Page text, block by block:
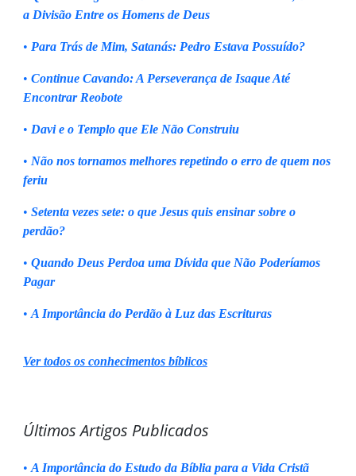
a Divisão Entre os Homens de Deus
• Para Trás de Mim, Satanás: Pedro Estava Possuído?
• Continue Cavando: A Perseverança de Isaque Até
Encontrar Reobote
• Davi e o Templo que Ele Não Construiu
• Não nos tornamos melhores repetindo o erro de quem nos
feriu
• Setenta vezes sete: o que Jesus quis ensinar sobre o
perdão?
• Quando Deus Perdoa uma Dívida que Não Poderíamos
Pagar
• A Importância do Perdão à Luz das Escrituras
Ver todos os conhecimentos bíblicos
Últimos Artigos Publicados
• A Importância do Estudo da Bíblia para a Vida Cristã